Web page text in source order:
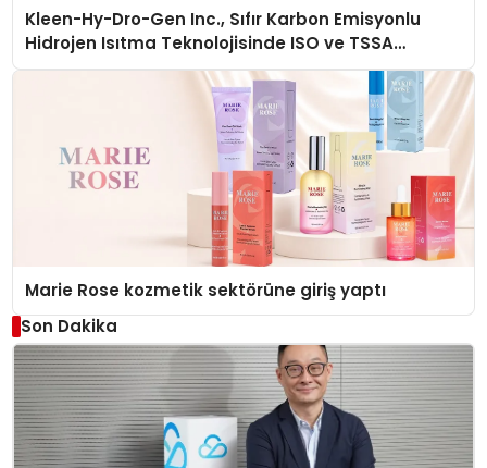
Kleen-Hy-Dro-Gen Inc., Sıfır Karbon Emisyonlu
Hidrojen Isıtma Teknolojisinde ISO ve TSSA
Düzenleyici Onaylarını Aldı
Marie Rose kozmetik sektörüne giriş yaptı
Son Dakika